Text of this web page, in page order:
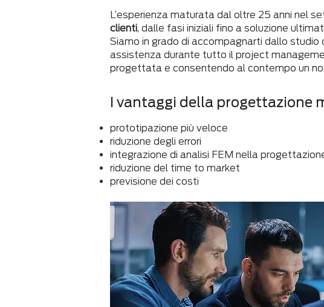
L’esperienza maturata dal oltre 25 anni nel
clienti, dalle fasi iniziali fino a soluzione
Siamo in grado di accompagnarti dallo
assistenza durante tutto il project
progettata e consentendo al contempo un
I vantaggi della progettazione
prototipazione più veloce
riduzione degli errori
integrazione di analisi FEM nella
riduzione del time to market
previsione dei costi